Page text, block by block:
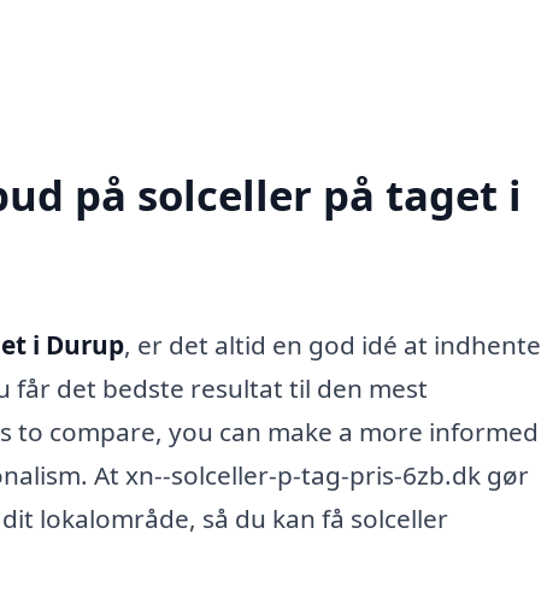
på solceller på taget i
i Durup, er det altid en god idé at indhente
får det bedste resultat til den mest
compare, you can make a more informed
At xn--solceller-p-tag-pris-6zb.dk gør
lokalområde, så du kan få solceller